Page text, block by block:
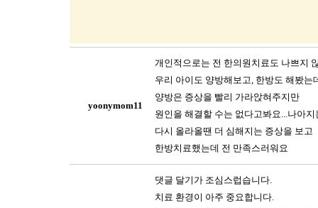
yoonymom11
개인적으로는 전 한의원치료도 나쁘지
우리 아이도 양방해보고, 한방도 해봤는
양방은 증상을 빨리 가라앉혀주지만
원인을 해결할 수는 없다고봐요...나아
다시 올라올땐 더 심해지는 증상을 보고
한방치료했는데 전 만족스러워요
댓글 달기가 조심스럽습니다.
치료 환경이 아주 중요합니다.